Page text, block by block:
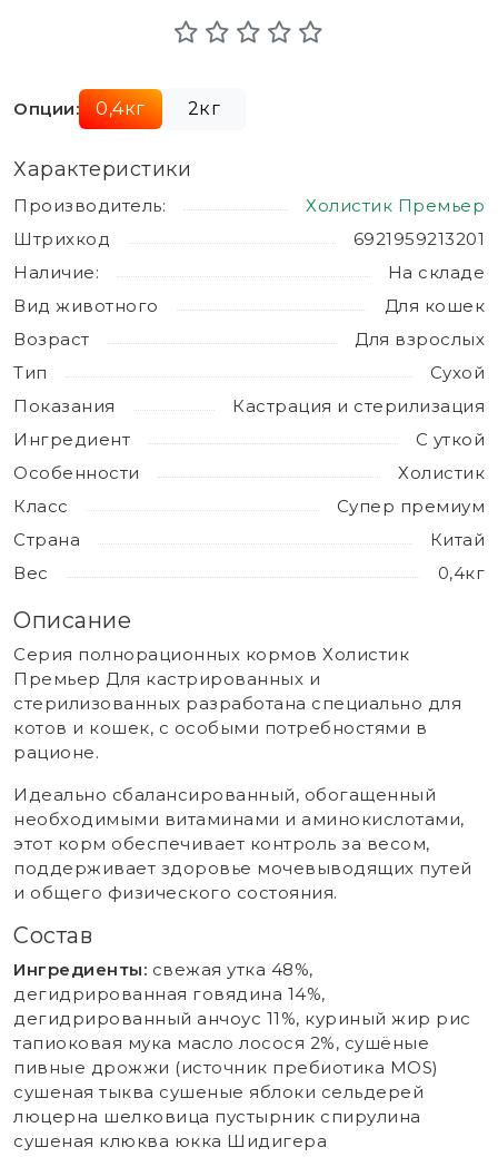
Опции: 0,4кг 2кг
Характеристики
Производитель:
Холистик Премьер
Штрихкод
6921959213201
Наличие:
На складе
Вид животного
Для кошек
Возраст
Для взрослых
Тип
Сухой
Показания
Кастрация и стерилизация
Ингредиент
С уткой
Особенности
Холистик
Класс
Супер премиум
Страна
Китай
Вес
0,4кг
Описание
Серия полнорационных кормов Холистик
Премьер Для кастрированных и
стерилизованных разработана специально для
котов и кошек, с особыми потребностями в
рационе.
Идеально сбалансированный, обогащенный
необходимыми витаминами и аминокислотами,
этот корм обеспечивает контроль за весом,
поддерживает здоровье мочевыводящих путей
и общего физического состояния.
Состав
Ингредиенты: свежая утка 48%,
дегидрированная говядина 14%,
дегидрированный анчоус 11%, куриный жир рис
тапиоковая мука масло лосося 2%, сушёные
пивные дрожжи (источник пребиотика MOS)
сушеная тыква сушеные яблоки сельдерей
люцерна шелковица пустырник спирулина
сушеная клюква юкка Шидигера